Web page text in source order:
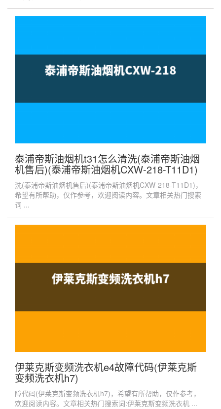
泰浦帝斯油烟机t31怎么清洗(泰浦帝斯油烟
机售后)(泰浦帝斯油烟机CXW-218-T11D1)
洗(泰浦帝斯油烟机售后)(泰浦帝斯油烟机CXW-218-T11D1)，
希望有所帮助，仅作参考，欢迎阅读内容。文章相关热门搜索
词 ...
伊莱克斯变频洗衣机e4故障代码(伊莱克斯
变频洗衣机h7)
障代码(伊莱克斯变频洗衣机h7)，希望有所帮助，仅作参考，
欢迎阅读内容。文章相关热门搜索词:伊莱克斯变频洗衣机 ...